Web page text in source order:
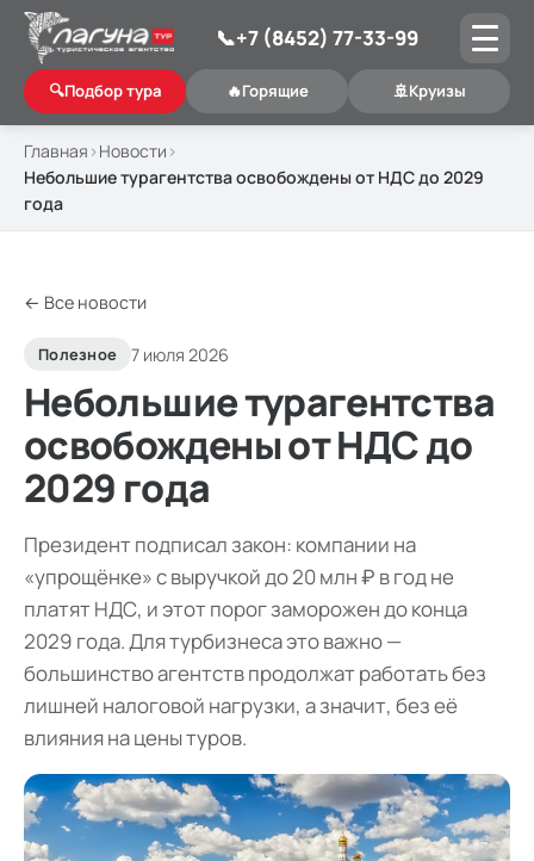
🔍Подбор тура 🔥Горящие 🚢Круизы
📞+7 (8452) 77-33-99
Главная Новости
Небольшие турагентства освобождены от НДС до 2029
года
← Все новости
Полезное 7 июля 2026
Небольшие турагентства
освобождены от НДС до
2029 года
Президент подписал закон: компании на
«упрощёнке» с выручкой до 20 млн ₽ в год не
платят НДС, и этот порог заморожен до конца
2029 года. Для турбизнеса это важно —
большинство агентств продолжат работать без
лишней налоговой нагрузки, а значит, без её
влияния на цены туров.